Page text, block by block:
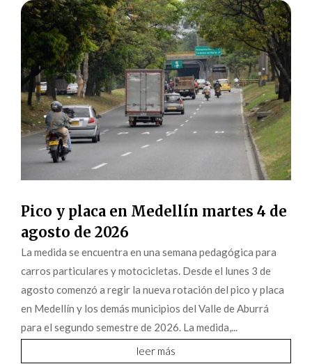
Pico y placa en Medellín martes 4 de
agosto de 2026
La medida se encuentra en una semana pedagógica para
carros particulares y motocicletas. Desde el lunes 3 de
agosto comenzó a regir la nueva rotación del pico y placa
en Medellín y los demás municipios del Valle de Aburrá
para el segundo semestre de 2026. La medida,...
leer más